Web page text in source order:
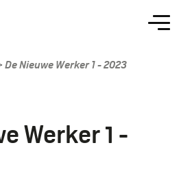
Menu
De Nieuwe Werker 1 - 2023
Werker 1 -